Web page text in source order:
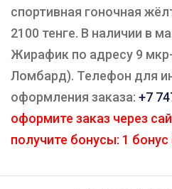
спортивная гоночная
2100 тенге. В наличии в
Жирафик по адресу 9
Ломбард). Телефон для
оформления заказа: +7
оформите заказ через
получите бонусы: 1 бонус